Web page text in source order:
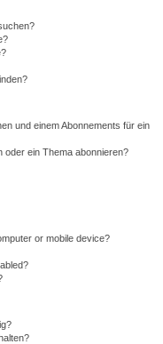
und einem Abonnements für ein
oder ein Thema abonnieren?
or mobile device?